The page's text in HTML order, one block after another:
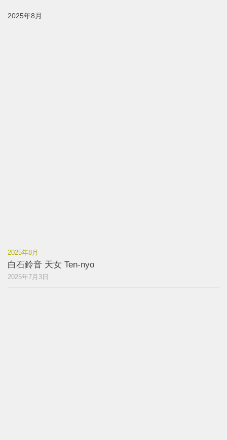
2025年8月
2025年8月
白石鈴音 天女 Ten-nyo
2025年7月3日